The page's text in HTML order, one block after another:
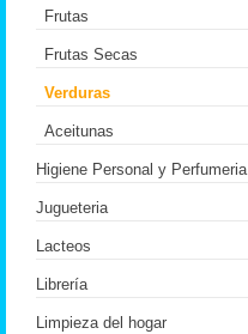
Frutas
Frutas Secas
Verduras
Aceitunas
Higiene Personal y Perfumeria
Jugueteria
Lacteos
Librería
Limpieza del hogar